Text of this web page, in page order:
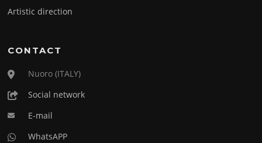
Artistic direction
CONTACT
Nuoro (ITALY)
Social network
E-mail
WhatsAPP